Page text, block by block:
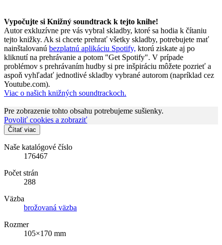
Vypočujte si Knižný soundtrack k tejto knihe!
Autor exkluzívne pre vás vybral skladby, ktoré sa hodia k čítaniu
tejto knižky. Ak si chcete prehrať všetky skladby, potrebujete mať
nainštalovanú bezplatnú aplikáciu Spotify, ktorú ziskate aj po
kliknutí na prehrávanie a potom "Get Spotify". V prípade
problémov s prehrávaním hudby si pre inšpiráciu môžete pozrieť a
aspoň vyhľadať jednotlivé skladby vybrané autorom (napríklad cez
Youtube.com).
Viac o našich knižných soundtrackoch.
Pre zobrazenie tohto obsahu potrebujeme sušienky.
Povoliť cookies a zobraziť
Čítať viac
Naše katalógové číslo
176467
Počet strán
288
Väzba
brožovaná väzba
Rozmer
105×170 mm